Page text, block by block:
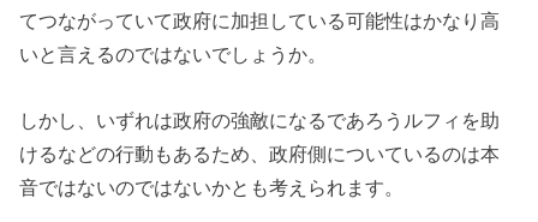
てつながっていて政府に加担している可能性はかなり高
いと言えるのではないでしょうか。
しかし、いずれは政府の強敵になるであろうルフィを助
けるなどの行動もあるため、政府側についているのは本
音ではないのではないかとも考えられます。